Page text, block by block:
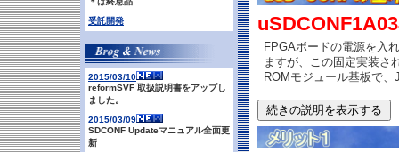
受託開発
2015/03/10
reformSVF 取扱説明書をアップし
ました。
2015/03/09
SDCONF Updateマニュアル全面更
新
FPGAボードの電源を入
ますが、この固定実装さ
ROMモジュール基板で